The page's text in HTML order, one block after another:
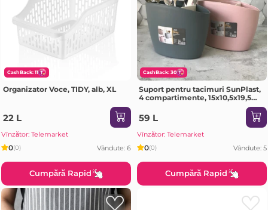
CashBack: 11
Organizator Voce, TIDY, alb, XL
22 L
Vînzător: Telemarket
0(0) Vândute: 6
Cumpără Rapid
CashBack: 30
Suport pentru tacimuri SunPlast,
4 compartimente, 15х10,5х19,5
59 L
Vînzător: Telemarket
0(0) Vândute: 5
Cumpără Rapid